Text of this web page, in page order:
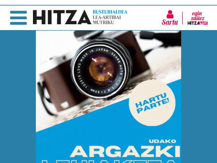
Sartu